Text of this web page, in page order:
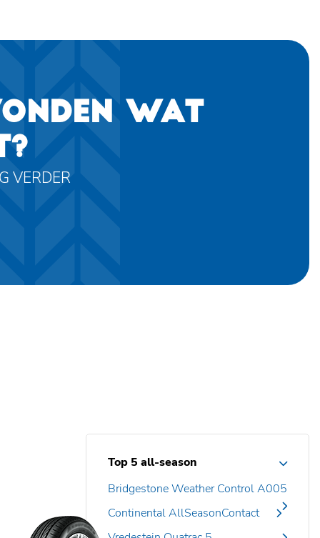
WAT
VERDER
Top 5 all-season
Bridgestone Weather Control A005
Continental AllSeasonContact